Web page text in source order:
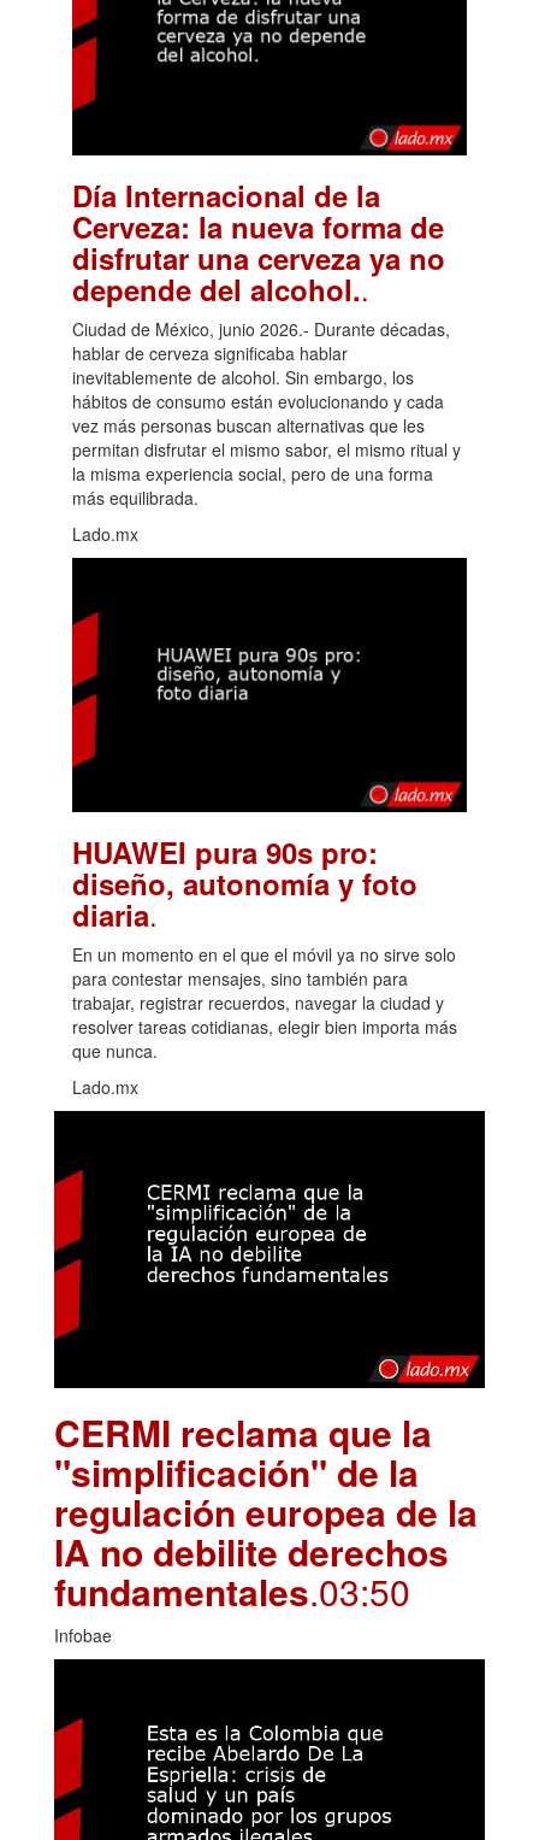
Día Internacional de la
Cerveza: la nueva forma de
disfrutar una cerveza ya no
depende del alcohol..
Ciudad de México, junio 2026.- Durante décadas,
hablar de cerveza significaba hablar
inevitablemente de alcohol. Sin embargo, los
hábitos de consumo están evolucionando y cada
vez más personas buscan alternativas que les
permitan disfrutar el mismo sabor, el mismo ritual y
la misma experiencia social, pero de una forma
más equilibrada.
Lado.mx
HUAWEI pura 90s pro:
diseño, autonomía y foto
diaria.
En un momento en el que el móvil ya no sirve solo
para contestar mensajes, sino también para
trabajar, registrar recuerdos, navegar la ciudad y
resolver tareas cotidianas, elegir bien importa más
que nunca.
Lado.mx
CERMI reclama que la
"simplificación" de la
regulación europea de la
IA no debilite derechos
fundamentales.03:50
Infobae